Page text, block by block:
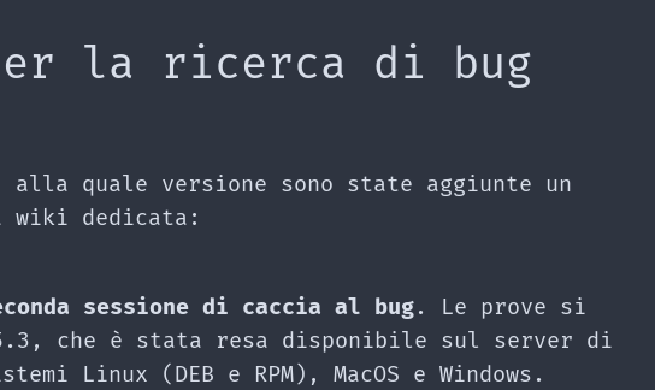
la ricerca di bug
alla quale versione sono state aggiunte un
wiki dedicata:
sessione di caccia al bug. Le prove si
che è stata resa disponibile sul server di
Linux (DEB e RPM), MacOS e Windows.